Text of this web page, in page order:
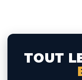
TOUT